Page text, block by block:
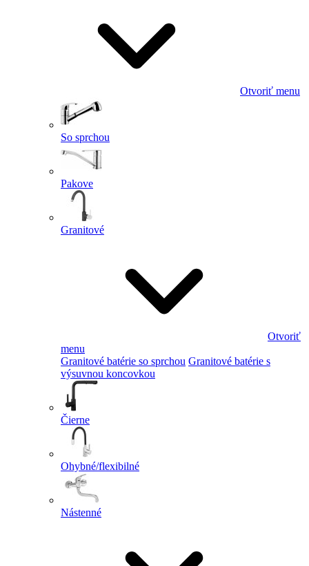
Otvoriť menu
So sprchou
Pakove
Granitové
Otvoriť
menu
Granitové batérie so sprchou Granitové batérie s
výsuvnou koncovkou
Čierne
Ohybné/flexibilné
Nástenné